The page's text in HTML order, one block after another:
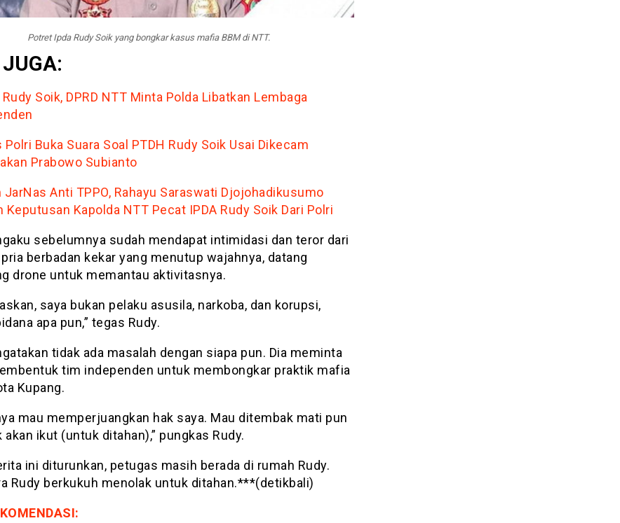
Potret Ipda Rudy Soik yang bongkar kasus mafia BBM di NTT.
Soik, DPRD NTT Minta Polda Libatkan Lembaga
Polri Buka Suara Soal PTDH Rudy Soik Usai Dikecam
Prabowo Subianto
JarNas Anti TPPO, Rahayu Saraswati Djojohadikusumo
Keputusan Kapolda NTT Pecat IPDA Rudy Soik Dari Polri
sebelumnya sudah mendapat intimidasi dan teror dari
berbadan kekar yang menutup wajahnya, datang
drone untuk memantau aktivitasnya.
saya bukan pelaku asusila, narkoba, dan korupsi,
apa pun,” tegas Rudy.
tidak ada masalah dengan siapa pun. Dia meminta
tim independen untuk membongkar praktik mafia
Kupang.
mau memperjuangkan hak saya. Mau ditembak mati pun
akan ikut (untuk ditahan),” pungkas Rudy.
ini diturunkan, petugas masih berada di rumah Rudy.
Rudy berkukuh menolak untuk ditahan.***(detikbali)